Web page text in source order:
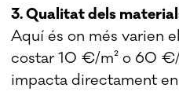
3. Qualitat dels
Aquí és on més varien
costar 10 €/m² o 60 €/
impacta directament